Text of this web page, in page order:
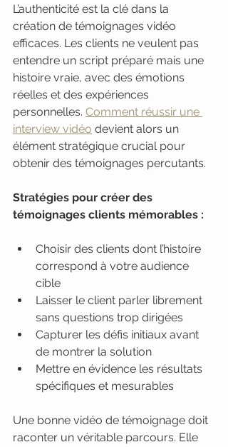
L’authenticité est la clé dans la
création de témoignages vidéo
efficaces. Les clients ne veulent pas
entendre un script préparé mais une
histoire vraie, avec des émotions
réelles et des expériences
personnelles. Comment réussir une
interview vidéo devient alors un
élément stratégique crucial pour
obtenir des témoignages percutants.
Stratégies pour créer des
témoignages clients mémorables :
Choisir des clients dont l’histoire
correspond à votre audience
cible
Laisser le client parler librement
sans questions trop dirigées
Capturer les défis initiaux avant
de montrer la solution
Mettre en évidence les résultats
spécifiques et mesurables
Une bonne vidéo de témoignage doit
raconter un véritable parcours. Elle